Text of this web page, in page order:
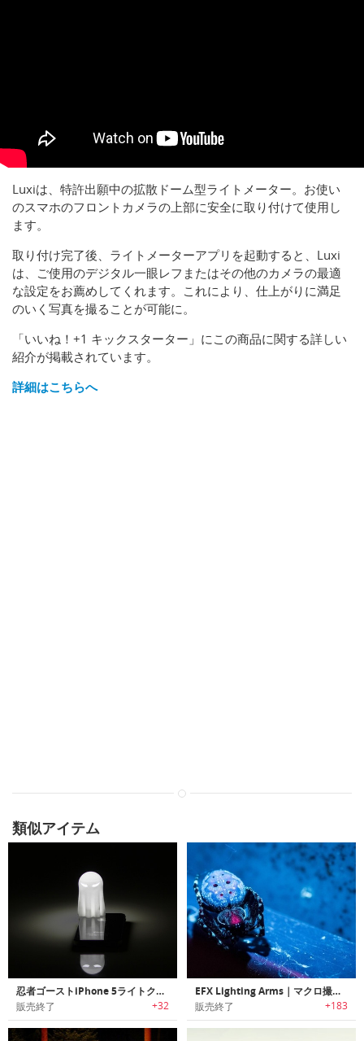
Luxiは、特許出願中の拡散ドーム型ライトメーター。お使い
のスマホのフロントカメラの上部に安全に取り付けて使用し
ます。
取り付け完了後、ライトメーターアプリを起動すると、Luxi
は、ご使用のデジタル一眼レフまたはその他のカメラの最適
な設定をお薦めしてくれます。これにより、仕上がりに満足
のいく写真を撮ることが可能に。
「いいね！+1 キックスターター」にこの商品に関する詳しい
紹介が掲載されています。
詳細はこちらへ
類似アイテム
忍者ゴーストiPhone 5ライトクリップ
販売終了 +32
EFX Lighting Arms｜マクロ撮影に最適な写真撮影用照明アームシステム「EFXライトニングアームエス」
販売終了 +183